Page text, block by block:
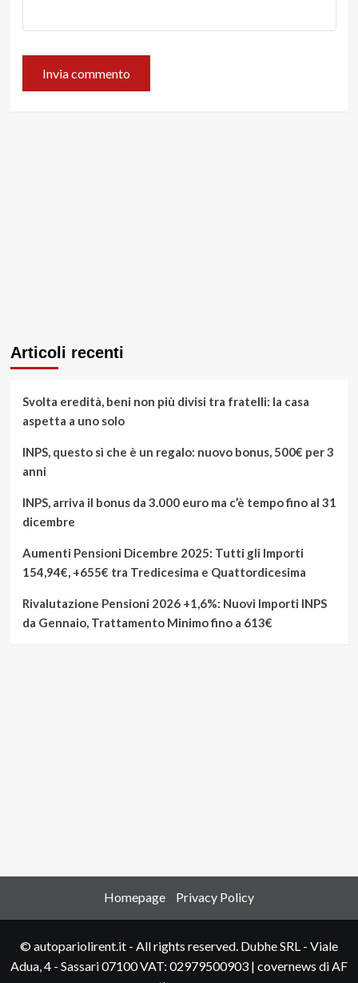
Articoli recenti
Svolta eredità, beni non più divisi tra fratelli: la casa
aspetta a uno solo
INPS, questo sì che è un regalo: nuovo bonus, 500€ per 3
anni
INPS, arriva il bonus da 3.000 euro ma c’è tempo fino al 31
dicembre
Aumenti Pensioni Dicembre 2025: Tutti gli Importi
154,94€, +655€ tra Tredicesima e Quattordicesima
Rivalutazione Pensioni 2026 +1,6%: Nuovi Importi INPS
da Gennaio, Trattamento Minimo fino a 613€
Homepage Privacy Policy
© autopariolirent.it - All rights reserved. Dubhe SRL - Viale
Adua, 4 - Sassari 07100 VAT: 02979500903 | covernews di AF